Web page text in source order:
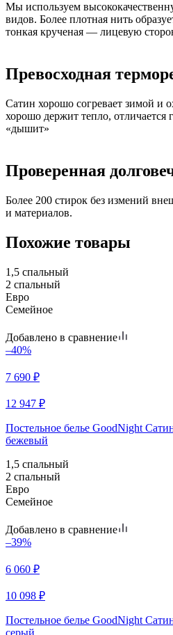
Мы используем
видов. Более плотная нить
тонкая крученая — лицевую
Превосходная
Сатин хорошо согревает зимой и
хорошо держит тепло, отличается
«дышит»
Проверенная
Более 200 стирок без измений
и материалов.
Похожие товары
1,5 спальный
2 спальный
Евро
Семейное
Добавлено в сравнение
–40%
7 690 ₽
12 947 ₽
Постельное белье GoodNight
бежевый
1,5 спальный
2 спальный
Евро
Семейное
Добавлено в сравнение
–39%
6 060 ₽
10 098 ₽
Постельное белье GoodNight
серый